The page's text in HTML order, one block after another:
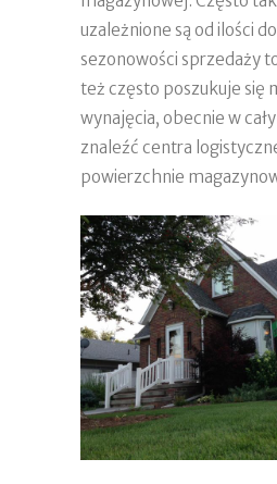
uzależnione są od ilości
sezonowości sprzedaży
też często poszukuje się
wynajęcia, obecnie w
znaleźć centra
powierzchnie